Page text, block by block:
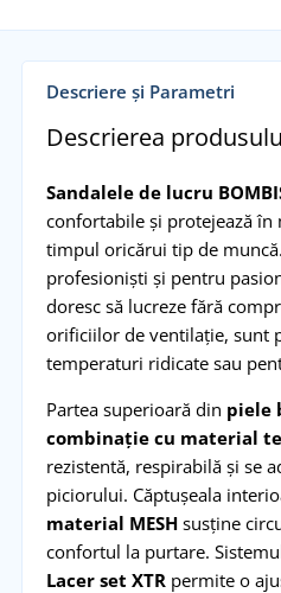
Descriere și Parametri
Descrierea
Sandalele de lucru
confortabile și protejează
timpul oricărui tip de
profesioniști și pentru
doresc să lucreze fără
orificiilor de ventilație, sunt
temperaturi ridicate sau
Partea superioară din piele
combinație cu material
rezistentă, respirabilă și se
piciorului. Căptușeala
material MESHsusține
confortul la purtare.
Lacer set XTR permite o